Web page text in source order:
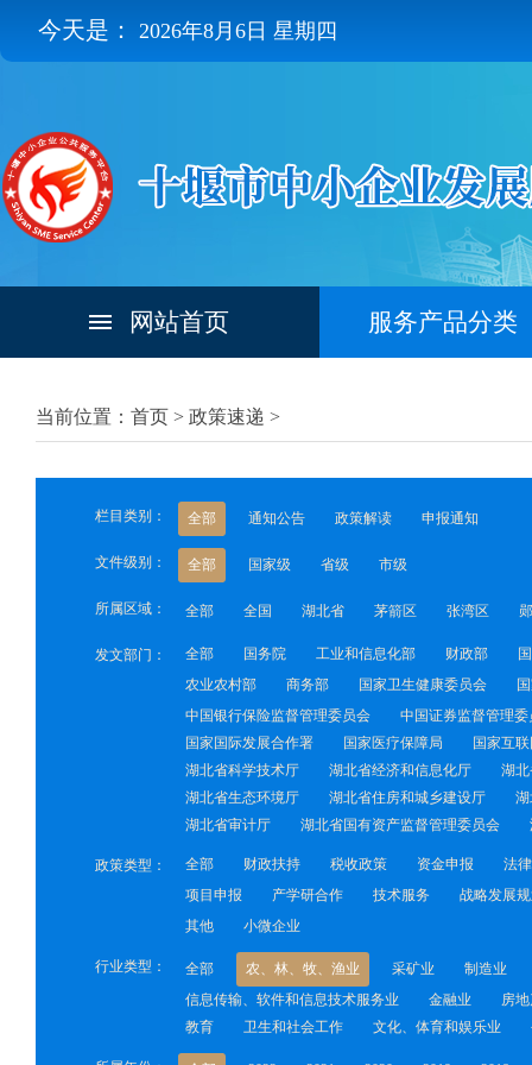
今天是： 2026年8月6日 星期四
网站首页 服务产品分类
当前位置：首页 > 政策速递 >
栏目类别： 全部 通知公告 政策解读 申报通知
文件级别： 全部 国家级 省级 市级
所属区域： 全部 全国 湖北省 茅箭区 张湾区
发文部门： 全部 国务院 工业和信息化部 财政部
农业农村部
商务部 国家卫生健康委员会
中国银行保险监督管理委员会
中国证券监督管理委
国家国际发展合作署
国家医疗保障局
国家互
湖北省科学技术厅
湖北省经济和信息化厅
湖
湖北省生态环境厅
湖北省住房和城乡建设厅
湖北省审计厅
湖北省国有资产监督管理委员会
政策类型： 全部 财政扶持 税收政策 资金申报
法
项目申报
产学研合作 技术服务
战略发展
其他
小微企业
行业类型： 全部 农、林、牧、渔业 采矿业
制造业
信息传输、软件和信息技术服务业
金融业
房
教育
卫生和社会工作 文化、体育和娱乐业